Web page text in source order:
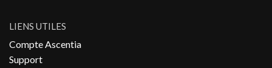
LIENS UTILES
Compte Ascentia
Support